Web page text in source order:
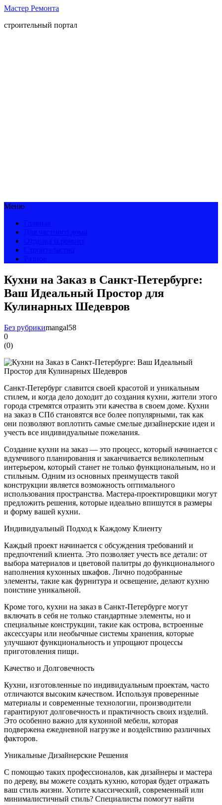
Мастер Ремонта
строительный портал
Меню
Кухни на Заказ в Санкт-Петербурге:
Ваш Идеальный Простор для
Кулинарных Шедевров
Без рубрикиmangal58
0
(0)
Санкт-Петербург славится своей красотой и уникальным
стилем, и когда дело доходит до создания кухни, жители этого
города стремятся отразить эти качества в своем доме. Кухни
на заказ в СПб становятся все более популярными, так как
они позволяют воплотить самые смелые дизайнерские идеи и
учесть все индивидуальные пожелания.
Создание кухни на заказ — это процесс, который начинается с
вдумчивого планирования и заканчивается великолепным
интерьером, который станет не только функциональным, но и
стильным. Одним из основных преимуществ такой
конструкции является возможность оптимального
использования пространства. Мастера-проектировщики могут
предложить решения, которые идеально впишутся в размеры
и форму вашей кухни.
Индивидуальный Подход к Каждому Клиенту
Каждый проект начинается с обсуждения требований и
предпочтений клиента. Это позволяет учесть все детали: от
выбора материалов и цветовой палитры до функционального
наполнения кухонных шкафов. Лично подобранные
элементы, такие как фурнитура и освещение, делают кухню
поистине уникальной.
Кроме того, кухни на заказ в Санкт-Петербурге могут
включать в себя не только стандартные элементы, но и
специальные конструкции, такие как острова, встроенные
аксессуары или необычные системы хранения, которые
улучшают функциональность и упрощают процессы
приготовления пищи.
Качество и Долговечность
Кухни, изготовленные по индивидуальным проектам, часто
отличаются высоким качеством. Используя проверенные
материалы и современные технологии, производители
гарантируют долговечность и практичность своих изделий.
Это особенно важно для кухонной мебели, которая
подвержена ежедневной нагрузке и воздействию различных
факторов.
Уникальные Дизайнерские Решения
С помощью таких профессионалов, как дизайнеры и мастера
по дереву, вы можете создать кухню, которая будет отражать
ваш стиль жизни. Хотите классический, современный или
минималистичный стиль? Специалисты помогут найти